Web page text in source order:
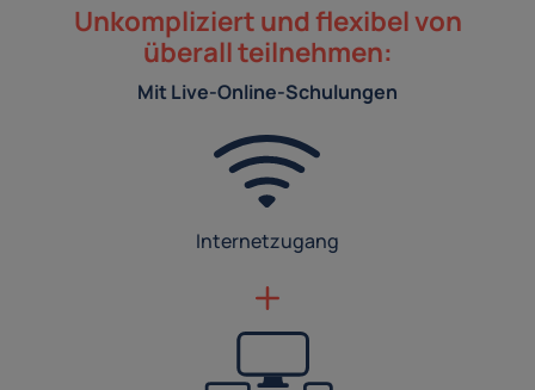
Unkompliziert und flexibel von
überall teilnehmen:
Mit Live-Online-Schulungen
Internetzugang